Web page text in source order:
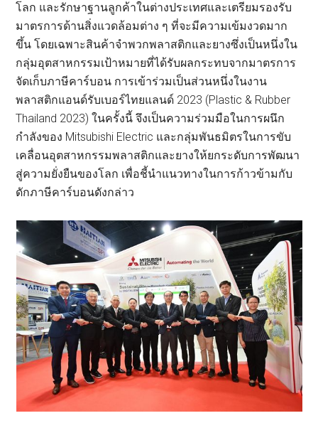
โลก และรักษาฐานลูกค้าในต่างประเทศและเตรียมรองรับ
มาตรการด้านสิ่งแวดล้อมต่าง ๆ ที่จะมีความเข้มงวดมาก
ขึ้น โดยเฉพาะสินค้าจำพวกพลาสติกและยางซึ่งเป็นหนึ่งใน
กลุ่มอุตสาหกรรมเป้าหมายที่ได้รับผลกระทบจากมาตรการ
จัดเก็บภาษีคาร์บอน การเข้าร่วมเป็นส่วนหนึ่งในงาน
พลาสติกแอนด์รับเบอร์ไทยแลนด์ 2023 (Plastic & Rubber
Thailand 2023) ในครั้งนี้ จึงเป็นความร่วมมือในการผนึก
กำลังของ Mitsubishi Electric และกลุ่มพันธมิตรในการขับ
เคลื่อนอุตสาหกรรมพลาสติกและยางให้ยกระดับการพัฒนา
สู่ความยั่งยืนของโลก เพื่อชี้นำแนวทางในการก้าวข้ามกับ
ดักภาษีคาร์บอนดังกล่าว